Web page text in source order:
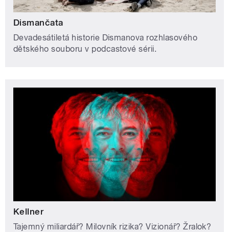
Dismančata
Devadesátiletá historie Dismanova rozhlasového
dětského souboru v podcastové sérii.
Kellner
Tajemný miliardář? Milovník rizika? Vizionář? Žralok?